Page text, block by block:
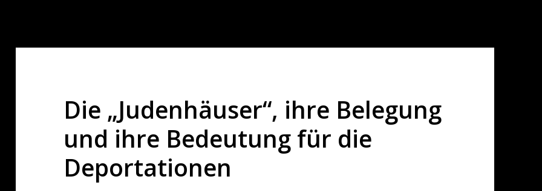
Die „Judenhäuser“, ihre Belegung
und ihre Bedeutung für die
Deportationen